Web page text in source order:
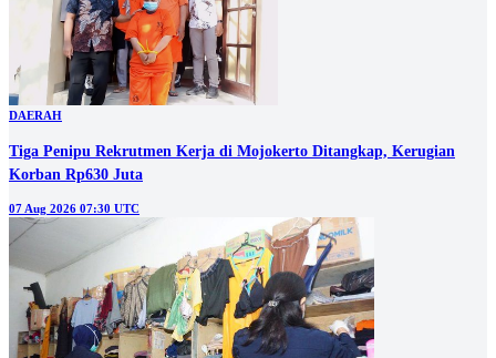
DAERAH
Tiga Penipu Rekrutmen Kerja di Mojokerto Ditangkap, Kerugian
Korban Rp630 Juta
07 Aug 2026 07:30 UTC